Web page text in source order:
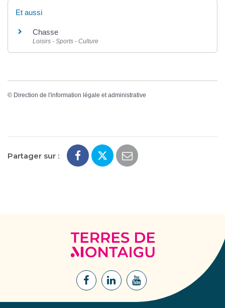
Et aussi
Chasse
Loisirs - Sports - Culture
© Direction de l'information légale et administrative
Partager sur :
Terres
de
Lien
Lien
Lien